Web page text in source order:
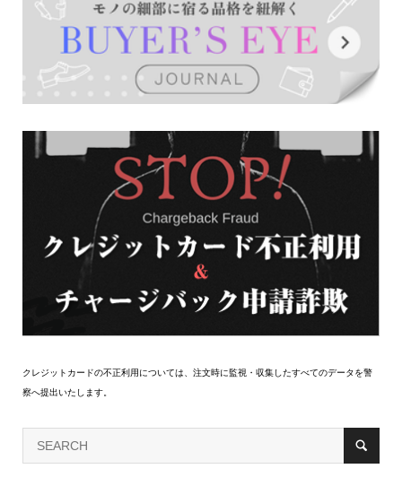
クレジットカードの不正利用については、注文時に監視・収集したすべてのデータを警
察へ提出いたします。